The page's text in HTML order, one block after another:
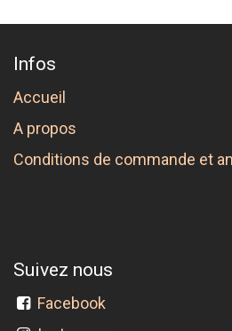
Infos
Accueil
A propos
Conditions de commande et
Suivez nous
Facebook